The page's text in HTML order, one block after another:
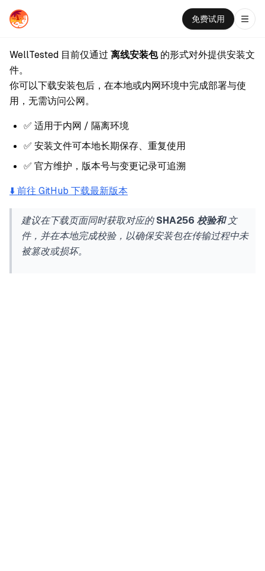
免费试用
WellTested 目前仅通过 离线安装包的形式对外提供安装文
件。
你可以下载安装包后，在本地或内网环境中完成部署与使
用，无需访问公网。
✅ 适用于内网 / 隔离环境
✅ 安装文件可本地长期保存、重复使用
✅ 官方维护，版本号与变更记录可追溯
⬇️ 前往 GitHub 下载最新版本
建议在下载页面同时获取对应的SHA256 校验和文
件，并在本地完成校验，以确保安装包在传输过程中未
被篡改或损坏。